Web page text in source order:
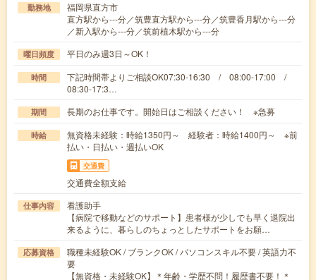
勤務地
福岡県直方市
直方駅から---分／筑豊直方駅から---分／筑豊香月駅から---分
／新入駅から---分／筑前植木駅から---分
曜日頻度 平日のみ週3日～OK！
時間
下記時間帯よりご相談OK07:30-16:30 / 08:00-17:00 /
08:30-17:3…
期間 長期のお仕事です。開始日はご相談ください！ ※急募
時給
無資格未経験：時給1350円～ 経験者：時給1400円～ ※前
払い・日払い・週払いOK
交通費
交通費全額支給
仕事内容
看護助手
【病院で移動などのサポート】患者様が少しでも早く退院出
来るように、暮らしのちょっとしたサポートをお願…
応募資格
職種未経験OK / ブランクOK / パソコンスキル不要 / 英語力不
要
【無資格・未経験OK】＊年齢・学歴不問！履歴書不要！＊